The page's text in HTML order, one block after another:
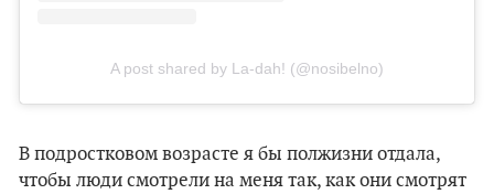
A post shared by La-dah! (@nosibelno)
В подростковом возрасте я бы полжизни отдала,
чтобы люди смотрели на меня так, как они смотрят